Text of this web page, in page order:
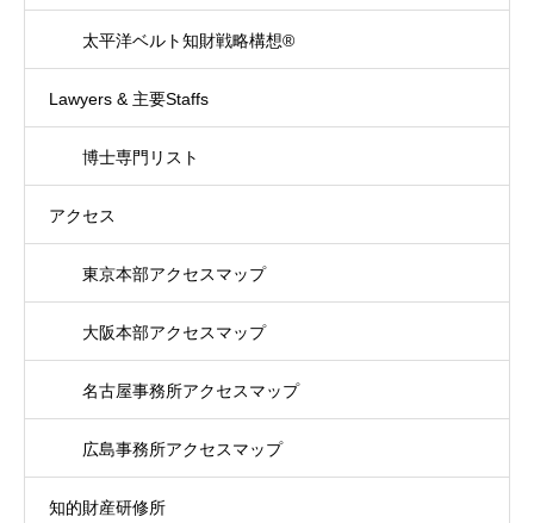
太平洋ベルト知財戦略構想®
Lawyers & 主要Staffs
博士専門リスト
アクセス
東京本部アクセスマップ
大阪本部アクセスマップ
名古屋事務所アクセスマップ
広島事務所アクセスマップ
知的財産研修所